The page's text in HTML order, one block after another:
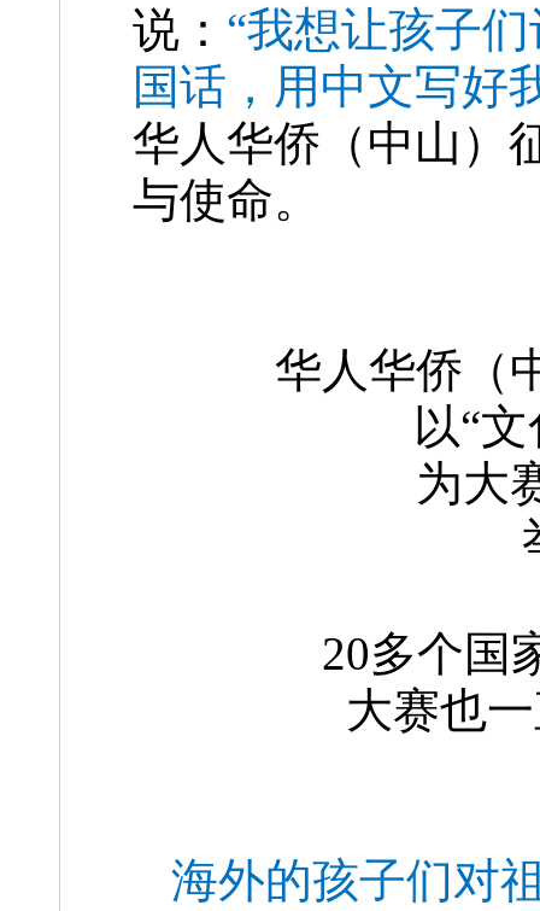
说： “我想让孩子
国话，用中文写好
华人华侨（中山）
与使命。
华人华侨（
以“
为大
20多个国
大赛也
海外的孩子们对